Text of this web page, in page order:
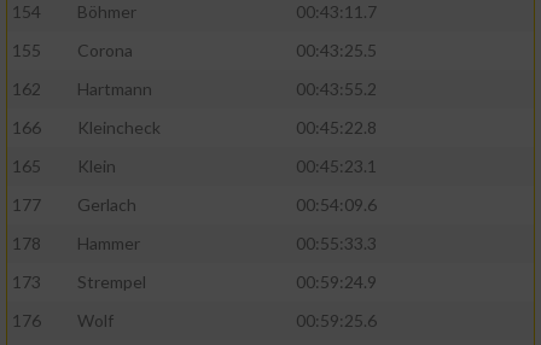
154
Böhmer
00:43:11.7
155
Corona
00:43:25.5
162
Hartmann
00:43:55.2
166
Kleincheck
00:45:22.8
165
Klein
00:45:23.1
177
Gerlach
00:54:09.6
178
Hammer
00:55:33.3
173
Strempel
00:59:24.9
176
Wolf 00:59:25.6